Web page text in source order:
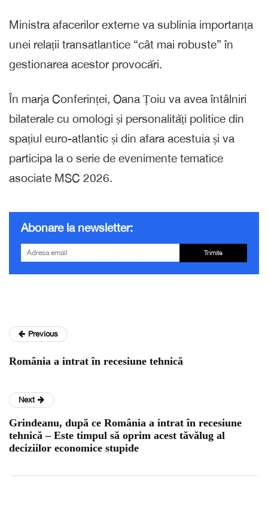
Ministra afacerilor externe va sublinia importanța
unei relații transatlantice “cât mai robuste” în
gestionarea acestor provocări.
În marja Conferinței, Oana Țoiu va avea întâlniri
bilaterale cu omologi și personalități politice din
spațiul euro-atlantic și din afara acestuia și va
participa la o serie de evenimente tematice
asociate MSC 2026.
Abonare la newsletter:
Trimite
Previous
România a intrat în recesiune tehnică
Next
Grindeanu, după ce România a intrat în recesiune
tehnică – Este timpul să oprim acest tăvălug al
deciziilor economice stupide